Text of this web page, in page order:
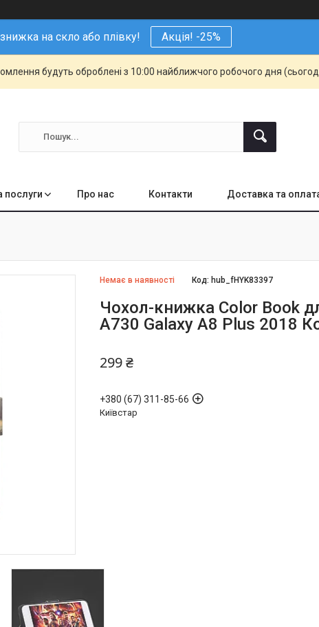
на скло або плівку! Акція! -25%
будуть оброблені з 10:00 найближчого робочого дня
послуги Про нас Контакти Доставка та
Немає в наявності Код: hub_fHYK83397
Чохол-книжка Color Book
A730 Galaxy A8 Plus 2018
299 ₴
+380 (67) 311-85-66
Київстар